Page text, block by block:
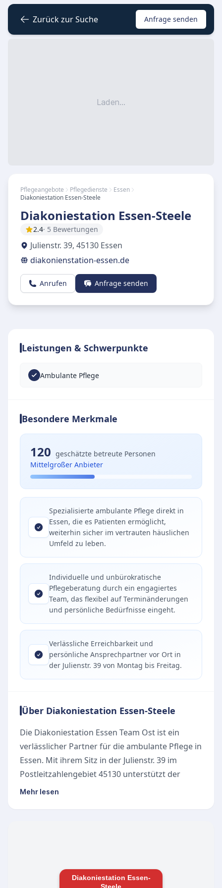
Zurück zur Suche Anfrage senden
Laden...
Pflegeangebote Pflegedienste
Essen
Diakoniestation Essen-Steele
Diakoniestation Essen-Steele
2.4· 5 Bewertungen
Julienstr. 39, 45130 Essen
diakonienstation-essen.de
Anrufen Anfrage senden
Leistungen & Schwerpunkte
Ambulante Pflege
Besondere Merkmale
120 geschätzte betreute Personen
Mittelgroßer Anbieter
Spezialisierte ambulante Pflege direkt in
Essen, die es Patienten ermöglicht,
weiterhin sicher im vertrauten häuslichen
Umfeld zu leben.
Individuelle und unbürokratische
Pflegeberatung durch ein engagiertes
Team, das flexibel auf Terminänderungen
und persönliche Bedürfnisse eingeht.
Verlässliche Erreichbarkeit und
persönliche Ansprechpartner vor Ort in
der Julienstr. 39 von Montag bis Freitag.
Über Diakoniestation Essen-Steele
Die Diakoniestation Essen Team Ost ist ein
verlässlicher Partner für die ambulante Pflege in
Essen. Mit ihrem Sitz in der Julienstr. 39 im
Postleitzahlengebiet 45130 unterstützt der
Pflegedienst hilfebedürftige Menschen dabei,
den wichtigen Angeboten zählt unter anderem
die regelmäßige Pflegeberatung, die individuell
Mehr lesen
Diakoniestation Essen-